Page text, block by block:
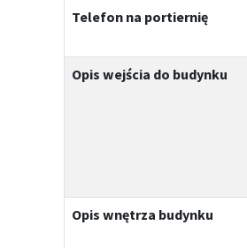
Telefon na portiernię
Opis wejścia do budynku
Opis wnętrza budynku